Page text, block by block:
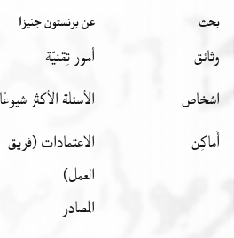
אולאד בן בקא ב`
אלכהן אלבזאז
יוסף אלקאעה א`
.....].[........] א`
بحث
وثائق
اشخاص
أَماكِن
عن برنستون جنيزا
أمور تِقنيّة
الأسئلة الأكثر شيوعًا
الاعتمادات (فريق
العمل)
المصادر